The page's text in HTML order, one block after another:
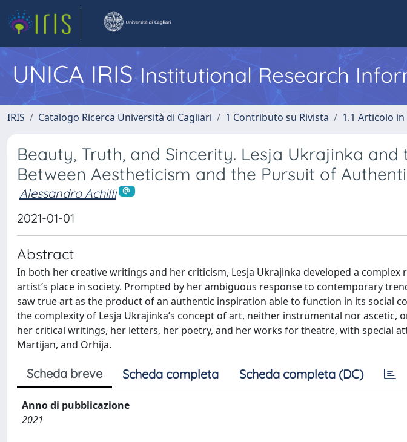
UNICA IRISInstitutional Research
IRIS Catalogo Ricerca Università di Cagliari 1 Contributo su Rivista 1.1 Articolo
Beauty, Truth, and Sincerity. Lesja Ukrajinka
Between Aestheticism and the Pursuit of
Alessandro Achilli
2021-01-01
Abstract
In both her creative writings and her criticism, Lesja Ukrajinka developed a
artist’s place in society. Prompted by her ambiguous response to contemporary
saw true art as the product of an authentic inspiration able to function in its social
the complexity of Lesja Ukrajinka’s concept of art, neither instrumental nor ascetic,
her critical writings, her letters, her poetry, and her works for theatre, with special
Martijan, and Orhija.
Scheda breve Scheda completa Scheda completa (DC)
Anno di pubblicazione
2021